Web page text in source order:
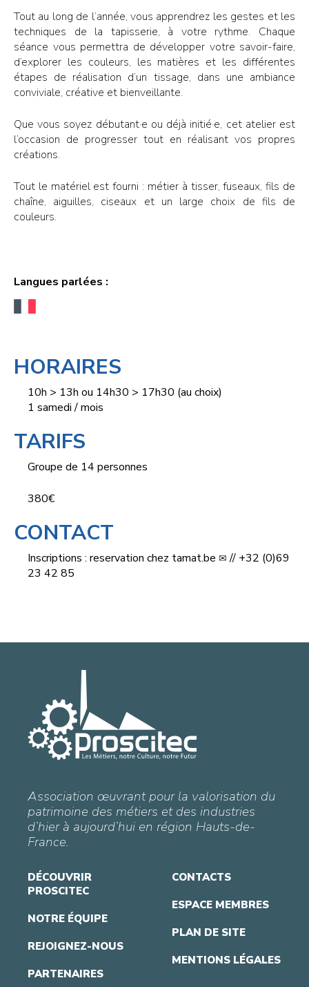
Tout au long de l’année, vous apprendrez les gestes et les
techniques de la tapisserie, à votre rythme. Chaque
séance vous permettra de développer votre savoir-faire,
d’explorer les couleurs, les matières et les différentes
étapes de réalisation d’un tissage, dans une ambiance
conviviale, créative et bienveillante.
Que vous soyez débutant·e ou déjà initié·e, cet atelier est
l’occasion de progresser tout en réalisant vos propres
créations.
Tout le matériel est fourni : métier à tisser, fuseaux, fils de
chaîne, aiguilles, ciseaux et un large choix de fils de
couleurs.
Langues parlées :
HORAIRES
10h > 13h ou 14h30 > 17h30 (au choix)
1 samedi / mois
TARIFS
Groupe de 14 personnes
380€
CONTACT
Inscriptions : reservation chez tamat.be
// +32 (0)69
23 42 85
Association œuvrant pour la valorisation du
patrimoine des métiers et des industries
d’hier à aujourd’hui en région Hauts-de-
France.
DÉCOUVRIR
PROSCITEC
NOTRE ÉQUIPE
REJOIGNEZ-NOUS
PARTENAIRES
CONTACTS
ESPACE MEMBRES
PLAN DE SITE
MENTIONS LÉGALES